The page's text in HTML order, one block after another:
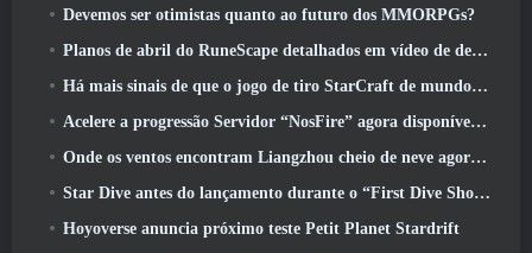
Devemos ser otimistas quanto ao futuro dos MMORPGs?
Planos de abril do RuneScape detalhados em vídeo de desenvolvimento
Há mais sinais de que o jogo de tiro StarCraft de mundo aberto pode ser uma coisa real
Acelere a progressão Servidor “NosFire” agora disponível no NosTale
Onde os ventos encontram Liangzhou cheio de neve agora disponível com o lançamento da versão 1.5
Star Dive antes do lançamento durante o “First Dive Show”
Hoyoverse anuncia próximo teste Petit Planet Stardrift